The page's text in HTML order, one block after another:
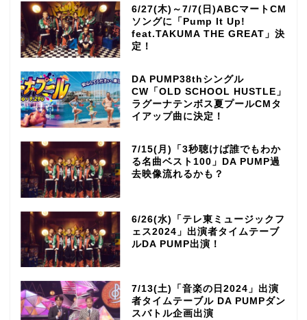
6/27(木)～7/7(日)ABCマートCM
ソングに「Pump It Up!
feat.TAKUMA THE GREAT」決
定！
DA PUMP38thシングル
CW「OLD SCHOOL HUSTLE」
ラグーナテンボス夏プールCMタ
イアップ曲に決定！
7/15(月)「3秒聴けば誰でもわか
る名曲ベスト100」DA PUMP過
去映像流れるかも？
6/26(水)「テレ東ミュージックフ
ェス2024」出演者タイムテーブ
ルDA PUMP出演！
7/13(土)「音楽の日2024」出演
者タイムテーブル DA PUMPダン
スバトル企画出演